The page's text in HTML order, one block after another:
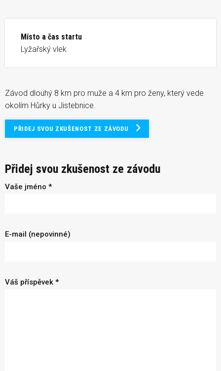
Místo a čas startu
Lyžařský vlek
Závod dlouhý 8 km pro muže a 4 km pro ženy, který vede
okolím Hůrky u Jistebnice.
PŘIDEJ SVOU ZKUŠENOST ZE ZÁVODU
Přidej svou zkušenost ze závodu
Vaše jméno *
E-mail (nepovinné)
Váš příspěvek *